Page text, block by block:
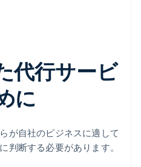
代行サービ
に
が自社のビジネスに適して
判断する必要があります。